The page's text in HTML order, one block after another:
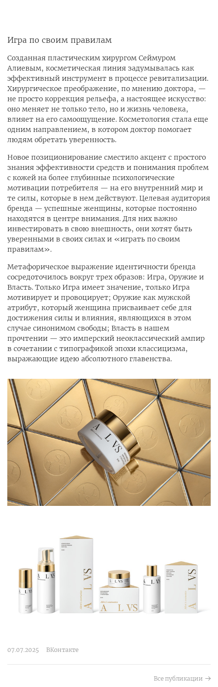
Игра по своим правилам
Созданная пластическим хирургом Сеймуром
Алиевым, косметическая линия задумывалась как
эффективный инструмент в процессе ревитализации.
Хирургическое преображение, по мнению доктора, —
не просто коррекция рельефа, а настоящее искусство:
оно меняет не только тело, но и жизнь человека,
влияет на его самоощущение. Косметология стала еще
одним направлением, в котором доктор помогает
людям обретать уверенность.
Новое позиционирование сместило акцент с простого
знания эффективности средств и понимания проблем
с кожей на более глубинные психологические
мотивации потребителя — на его внутренний мир и
те силы, которые в нем действуют. Целевая аудитория
бренда — успешные женщины, которые постоянно
находятся в центре внимания. Для них важно
инвестировать в свою внешность, они хотят быть
уверенными в своих силах и «играть по своим
правилам».
Метафорическое выражение идентичности бренда
сосредоточилось вокруг трех образов: Игра, Оружие и
Власть. Только Игра имеет значение, только Игра
мотивирует и провоцирует; Оружие как мужской
атрибут, который женщина присваивает себе для
достижения силы и влияния, являющихся в этом
случае синонимом свободы; Власть в нашем
прочтении — это имперский неоклассический ампир
в сочетании с типографикой эпохи классицизма,
выражающие идею абсолютного главенства.
07.07.2025 ВКонтакте
Все публикации